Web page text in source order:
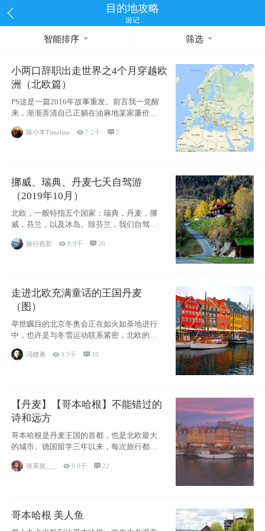
目的地攻略
游记
智能排序 筛选
小两口辞职出走世界之4个月穿越欧
洲（北欧篇）
PS这是一篇2016年故事重发。前言我一觉醒
来，渐渐弄清自己正躺在油麻地某家廉价宾
馆
陈小羊Timeline 7.2千 7
挪威、瑞典、丹麦七天自驾游
（2019年10月）
北欧，一般特指五个国家：瑞典，丹麦，挪
威，芬兰，以及冰岛。除芬兰，我们自驾游
旅行色影 8.9千 26
走进北欧充满童话的王国丹麦
（图）
举世瞩目的北京冬奥会正在如火如荼地进行
中，也许是与冬雪运动联系紧密，北欧的一
些国家因
冯赣勇 3.3千  10
【丹麦】【哥本哈根】不能错过的
诗和远方
哥本哈根是丹麦王国的首都，也是北欧最大
的城市。德国留学三年以来，每次旅行都是
张英俊___ 9.0千 22
哥本哈根 美人鱼